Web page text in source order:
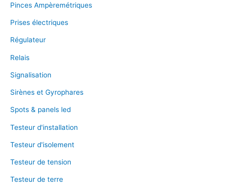
Pinces Ampèremétriques
Prises électriques
Régulateur
Relais
Signalisation
Sirènes et Gyrophares
Spots & panels led
Testeur d'installation
Testeur d'isolement
Testeur de tension
Testeur de terre